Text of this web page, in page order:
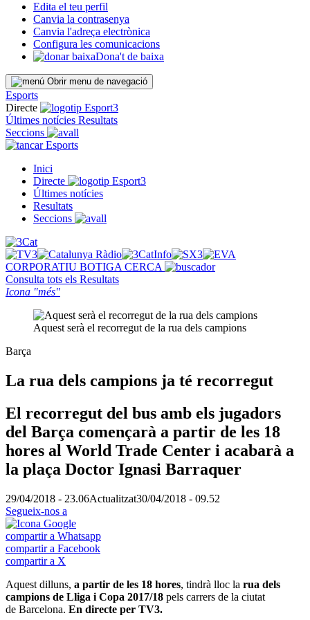
Edita el teu perfil
Canvia la contrasenya
Canvia l'adreça electrònica
Configura les comunicacions
Dona't de baixa
Obrir menu de navegació
Esports
Directe
Últimes notícies Resultats
Seccions
Esports
Inici
Directe
Últimes notícies
Resultats
Seccions
CORPORATIU BOTIGA CERCA
Consulta tots els Resultats
Icona "més"
Aquest serà el recorregut de la rua dels campions
Barça
La rua dels campions ja té recorregut
El recorregut del bus amb els jugadors
del Barça començarà a partir de les 18
hores al World Trade Center i acabarà a
la plaça Doctor Ignasi Barraquer
29/04/2018 - 23.06Actualitzat30/04/2018 - 09.52
Segueix-nos a
compartir a Whatsapp
compartir a Facebook
compartir a X
Aquest dilluns, a partir de les 18 hores, tindrà lloc la rua dels
campions de Lliga i Copa 2017/18 pels carrers de la ciutat
de Barcelona. En directe per TV3.